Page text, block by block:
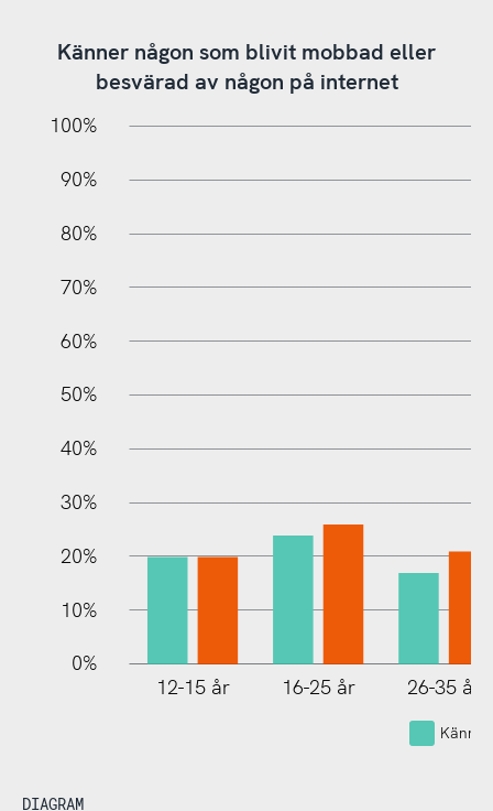
Känner någon som blivit mobbad eller
besvärad av någon på internet
100%
100%
90%
80%
70%
60%
50%
40%
30%
20%
10%
0%
12-15 år 16-25 år 26-35 år
DIAGRAM